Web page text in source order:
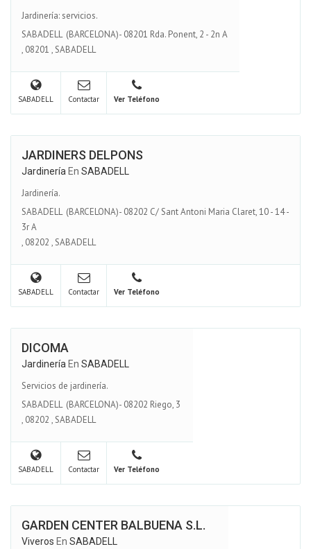
Jardinería: servicios.
SABADELL (BARCELONA)- 08201 Rda. Ponent, 2 - 2n A
, 08201 ,SABADELL
SABADELL Contactar Ver Teléfono
JARDINERS DELPONS
Jardinería En SABADELL
Jardinería.
SABADELL (BARCELONA)- 08202 C/ Sant Antoni Maria Claret, 10 - 14 -
3r A
, 08202 ,SABADELL
SABADELL Contactar Ver Teléfono
DICOMA
Jardinería En SABADELL
Servicios de jardinería.
SABADELL (BARCELONA)- 08202 Riego, 3
, 08202 ,SABADELL
SABADELL Contactar Ver Teléfono
GARDEN CENTER BALBUENA S.L.
Viveros En SABADELL